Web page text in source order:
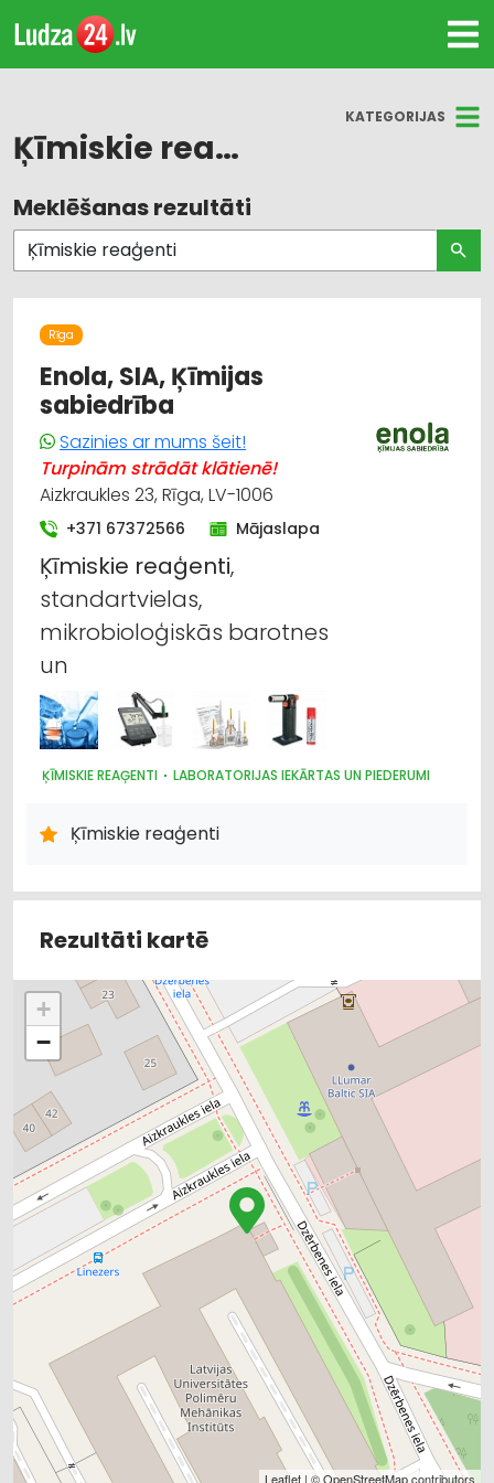
KATEGORIJAS
Ķīmiskie reaģenti
Visas nozares
Laboratorijas iekārtas un piederumi
Meklēšanas rezultāti
Rīga
Enola, SIA, Ķīmijas
sabiedrība
Sazinies ar mums šeit!
Turpinām strādāt klātienē!
Aizkraukles 23, Rīga, LV-1006
+371 67372566 Mājaslapa
Ķīmiskie reaģenti,
standartvielas,
mikrobioloģiskās barotnes
un
ĶĪMISKIE REAĢENTI LABORATORIJAS IEKĀRTAS UN PIEDERUMI
Ķīmiskie reaģenti
Rezultāti kartē
+
−
Leaflet | ©OpenStreetMapcontributors